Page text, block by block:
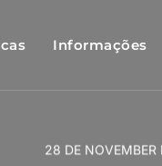
Informações
28 DE NOVEMBER